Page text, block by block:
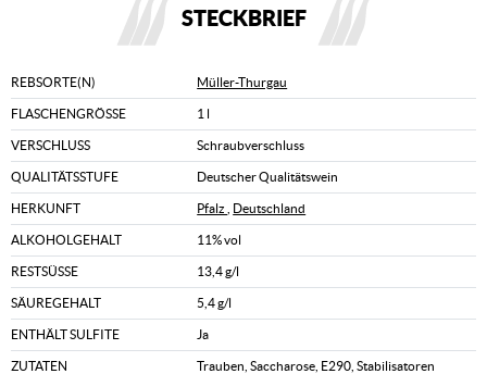
STECKBRIEF
REBSORTE(N) Müller-Thurgau
FLASCHENGRÖSSE 1 l
VERSCHLUSS Schraubverschluss
QUALITÄTSSTUFE Deutscher Qualitätswein
HERKUNFT Pfalz Deutschland
ALKOHOLGEHALT 11% vol
RESTSÜSSE 13,4 g/l
SÄUREGEHALT 5,4 g/l
ENTHÄLT SULFITE Ja
ZUTATEN
Trauben, Saccharose, E290, Stabilisatoren